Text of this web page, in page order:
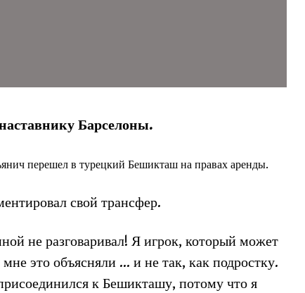
Барселоны.
перешел в турецкий Бешикташ на правах аренды.
свой трансфер.
не разговаривал! Я игрок, который может
это объясняли … и не так, как подростку.
к Бешикташу, потому что я